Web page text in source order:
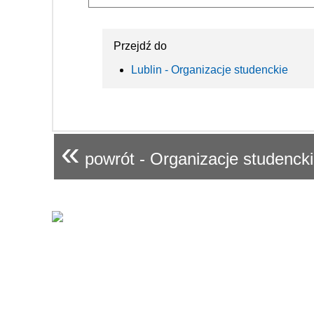
Przejdź do
Lublin - Organizacje studenckie
« powrót - Organizacje